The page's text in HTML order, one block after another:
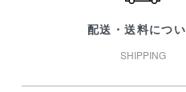
配送・送料につ
SHIPPING